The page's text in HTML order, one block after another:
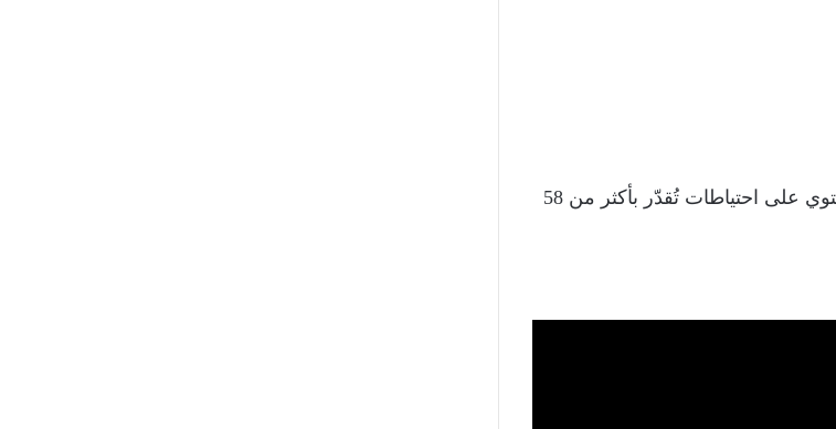
: أكبر حقل نفطي بري في العالم، يمتد على مساحة ضخمة ويحتوي على احتياطات تُقدّر بأكثر من 58